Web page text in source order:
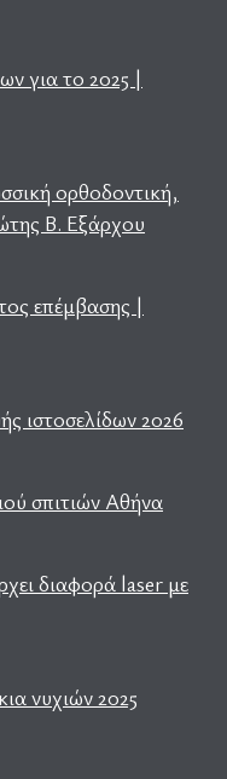
για το 2025 |
ορθοδοντική,
Β. Εξάρχου
επέμβασης |
ιστοσελίδων 2026
σπιτιών Αθήνα
διαφορά laser με
νυχιών 2025